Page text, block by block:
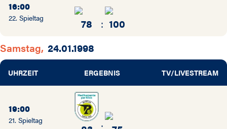
16:00
22. Spieltag 78 : 100
Samstag, 24.01.1998
UHRZEIT ERGEBNIS TV/LIVESTREAM
19:00
21. Spieltag :